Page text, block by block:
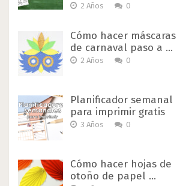
2 Años 0
Cómo hacer máscaras
de carnaval paso a …
2 Años 0
Planificador semanal
para imprimir gratis
3 Años 0
Cómo hacer hojas de
otoño de papel …